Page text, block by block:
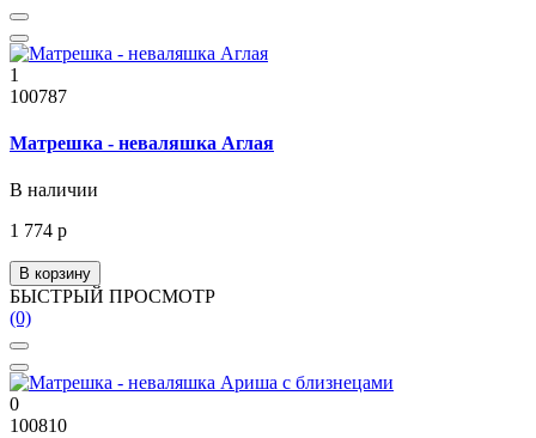
1
100787
Матрешка - неваляшка Аглая
В наличии
1 774 р
В корзину
БЫСТРЫЙ ПРОСМОТР
(0)
0
100810